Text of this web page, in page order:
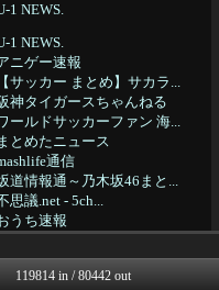
1 NEWS.
1 NEWS.
ニゲー速報
【サッカー まとめ】サカラ...
神タイガースちゃんねる
ールドサッカーファン 海...
とめたニュース
通信
道情報通～乃木坂46まと...
思議.net - 5ch...
うち速報
育てちゃんねる
大地震・前兆・予言.com...
119814 in / 80442 out